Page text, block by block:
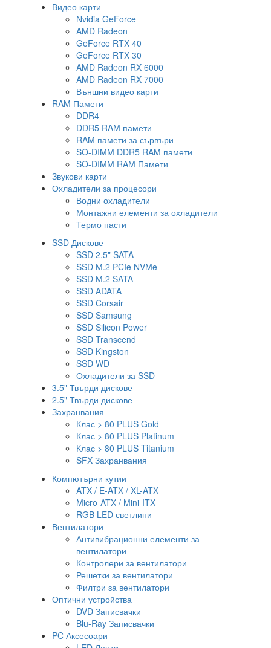
Видео карти
Nvidia GeForce
AMD Radeon
GeForce RTX 40
GeForce RTX 30
AMD Radeon RX 6000
AMD Radeon RX 7000
Външни видео карти
RAM Памети
DDR4
DDR5 RAM памети
RAM памети за сървъри
SO-DIMM DDR5 RAM памети
SO-DIMM RAM Памети
Звукови карти
Охладители за процесори
Водни охладители
Монтажни елементи за охладители
Термо пасти
SSD Дискове
SSD 2.5" SATA
SSD М.2 PCIe NVMe
SSD М.2 SATA
SSD ADATA
SSD Corsair
SSD Samsung
SSD Silicon Power
SSD Transcend
SSD Kingston
SSD WD
Охладители за SSD
3.5" Твърди дискове
2.5" Твърди дискове
Захранвания
Клас > 80 PLUS Gold
Клас > 80 PLUS Platinum
Клас > 80 PLUS Titanium
SFX Захранвания
Компютърни кутии
ATX / E-ATX / XL-ATX
Micro-ATX / Mini-ITX
RGB LED светлини
Вентилатори
Антивибрационни елементи за
вентилатори
Контролери за вентилатори
Решетки за вентилатори
Филтри за вентилатори
Оптични устройства
DVD Записвачки
Blu-Ray Записвачки
PC Аксесоари